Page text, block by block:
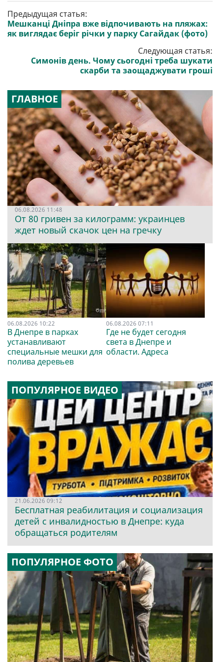
Предыдущая статья:
Мешканці Дніпра вже відпочивають на пляжах:
як виглядає беріг річки у парку Сагайдак (фото)
Следующая статья:
Симонів день. Чому сьогодні треба шукати
скарби та заощаджувати гроші
ГЛАВНОЕ
06.08.2026 11:48
От 80 гривен за килограмм: украинцев
ждет новый скачок цен на гречку
06.08.2026 10:22
В Днепре в парках
устанавливают
специальные мешки для
полива деревьев
06.08.2026 07:11
Где не будет сегодня
света в Днепре и
области. Адреса
ПОПУЛЯРНОЕ ВИДЕО
21.06.2026 09:12
Бесплатная реабилитация и социализация
детей с инвалидностью в Днепре: куда
обращаться родителям
ПОПУЛЯРНОЕ ФОТО